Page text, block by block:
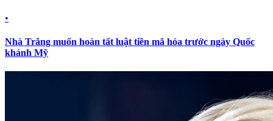
•
Nhà Trắng muốn hoàn tất luật tiền mã hóa trước ngày Quốc
khánh Mỹ